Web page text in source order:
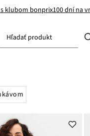
s klubom bonprix100 dní na
Hľadať produkt